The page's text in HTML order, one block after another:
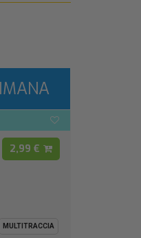
2,99 €
MULTITRACCIA